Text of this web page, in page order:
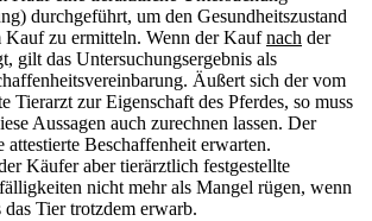
durchgeführt, um den Gesundheitszustand
Kauf zu ermitteln. Wenn der Kaufnach der
gilt das Untersuchungsergebnis als
Äußert sich der vom
Tierarzt zur Eigenschaft des Pferdes, so muss
Aussagen auch zurechnen lassen. Der
Beschaffenheit erwarten.
Käufer aber tierärztlich festgestellte
nicht mehr als Mangel rügen, wenn
Tier trotzdem erwarb.